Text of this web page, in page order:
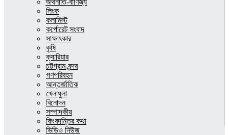
অর্থনীতি-বাণিজ্য
লিংক
কলামিস্ট
কর্পোরেট সংবাদ
সাক্ষাৎকার
কৃষি
ক্যারিয়ার
চট্টগ্রাম-বন্দর
গণপরিবহন
আন্তর্জাতিক
খেলাধুলা
বিনোদন
সম্পাদকীয়
কিংবদন্তির কথা
ভিডিও নিউজ